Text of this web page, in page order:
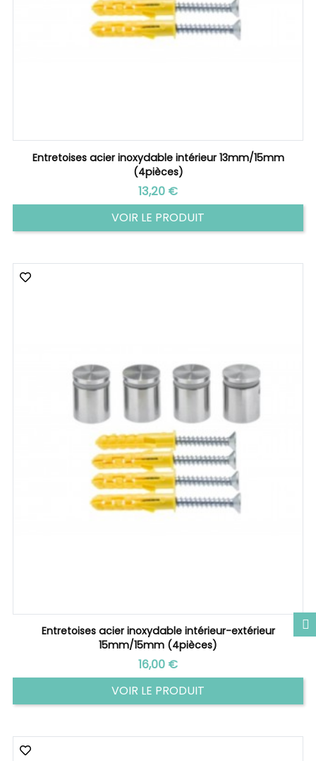
Entretoises acier inoxydable intérieur 13mm/15mm
(4pièces)
Prix
13,20 €
VOIR LE PRODUIT
Entretoises acier inoxydable intérieur-extérieur
15mm/15mm (4pièces)
Prix
16,00 €
VOIR LE PRODUIT